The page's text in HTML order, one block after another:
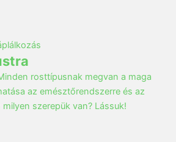
rosttípusnak megvan a maga
az emésztőrendszerre és az
szerepük van? Lássuk!